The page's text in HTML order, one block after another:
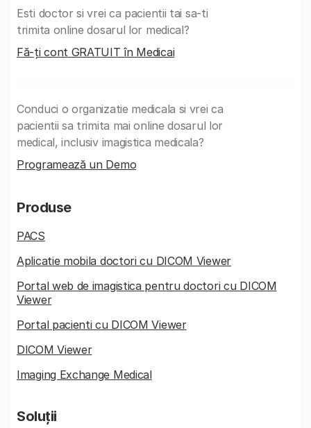
Esti doctor si vrei ca pacientii tai sa-ti
trimita online dosarul lor medical?
Fă-ți cont GRATUIT în Medicai
Conduci o organizatie medicala si vrei ca
pacientii sa trimita mai online dosarul lor
medical, inclusiv imagistica medicala?
Programează un Demo
Produse
PACS
Aplicatie mobila doctori cu DICOM Viewer
Portal web de imagistica pentru doctori cu DICOM
Viewer
Portal pacienti cu DICOM Viewer
DICOM Viewer
Imaging Exchange Medical
Soluții